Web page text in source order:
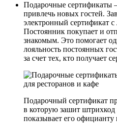
Подарочные сертификаты
привлечь новых гостей.
электронный сертификат
Постоянник покупает и
знакомым. Это помогает
лояльность постоянных
за счет тех, кто получает
Подарочный сертификат
в которую зашит штрихкод
показывает его